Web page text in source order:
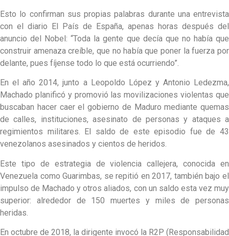
Esto lo confirman sus propias palabras durante una entrevista
con el diario El País de España, apenas horas después del
anuncio del Nobel: “Toda la gente que decía que no había que
construir amenaza creíble, que no había que poner la fuerza por
delante, pues fíjense todo lo que está ocurriendo”.
En el año 2014, junto a Leopoldo López y Antonio Ledezma,
Machado planificó y promovió las movilizaciones violentas que
buscaban hacer caer el gobierno de Maduro mediante quemas
de calles, instituciones, asesinato de personas y ataques a
regimientos militares. El saldo de este episodio fue de 43
venezolanos asesinados y cientos de heridos.
Este tipo de estrategia de violencia callejera, conocida en
Venezuela como Guarimbas, se repitió en 2017, también bajo el
impulso de Machado y otros aliados, con un saldo esta vez muy
superior: alrededor de 150 muertes y miles de personas
heridas.
En octubre de 2018, la dirigente invocó la R2P (Responsabilidad